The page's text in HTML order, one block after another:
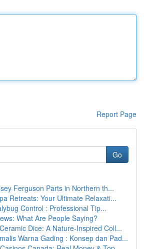
Report Page
Go
Ferguson Parts in Northern th...
Retreats: Your Ultimate Relaxati...
Control : Professional Tip...
What Are People Saying?
Dice: A Nature-Inspired Coll...
Warna Gading : Konsep dan Pad...